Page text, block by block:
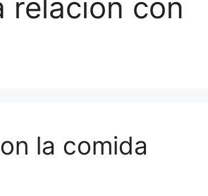
relacion con
la comida